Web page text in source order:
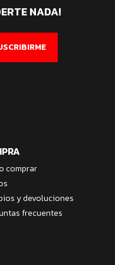
comprar
y devoluciones
frecuentes
NADA!